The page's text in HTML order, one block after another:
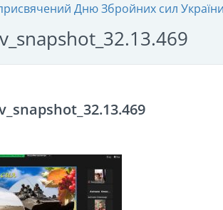
присвячений Дню Збройних сил України